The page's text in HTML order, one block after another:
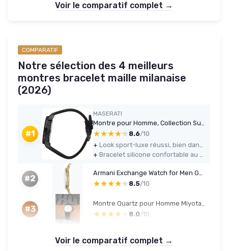
Voir le comparatif complet →
COMPARATIF
Notre sélection des 4 meilleurs
montres bracelet maille milanaise
(2026)
#1
MASERATI
★★★★★
★★★★★ 8.6/10
+
+
#2 ★★★★★
★★★★★ 8.5/10
#3 ★★★★★
★★★★★ 8.0/10
Voir le comparatif complet →